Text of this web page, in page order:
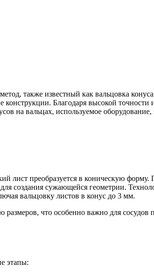
также известный как вальцовка
Благодаря высокой точности
на вальцах, используемое
лист преобразуется в коническую форму.
создания сужающейся геометрии.
вальцовку листов в конус до 3 мм.
что особенно важно для сосудов
этапы: